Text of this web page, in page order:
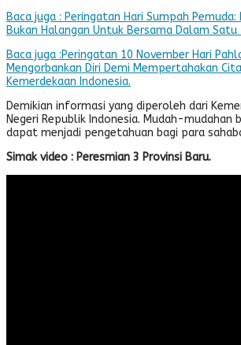
Baca juga : Peringatan Hari Sumpah Pemuda:
Bukan Halangan Untuk Bersama Dalam Satu
Baca juga :Peringatan 10 November Hari
Mengorbankan Diri Demi Mempertahakan
Kemerdekaan Indonesia.
Demikian informasi yang diperoleh dari
Negeri Republik Indonesia. Mudah-mudahan
dapat menjadi pengetahuan bagi para
Simak video : Peresmian 3 Provinsi Baru.